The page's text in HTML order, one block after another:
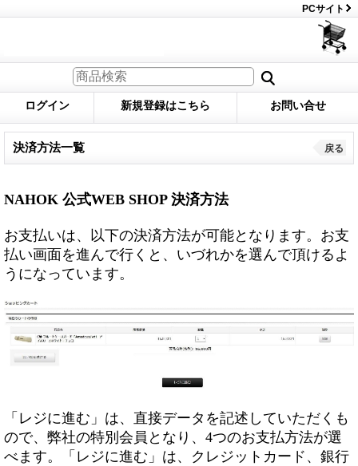
PCサイト
ログイン 新規登録はこちら お問い合せ
決済方法一覧 戻る
NAHOK 公式WEB SHOP 決済方法
お支払いは、以下の決済方法が可能となります。お支
払い画面を進んで行くと、いづれかを選んで頂けるよ
うになっています。
「レジに進む」は、直接データを記述していただくも
ので、弊社の特別会員となり、4つのお支払方法が選
べます。「レジに進む」は、クレジットカード、銀行